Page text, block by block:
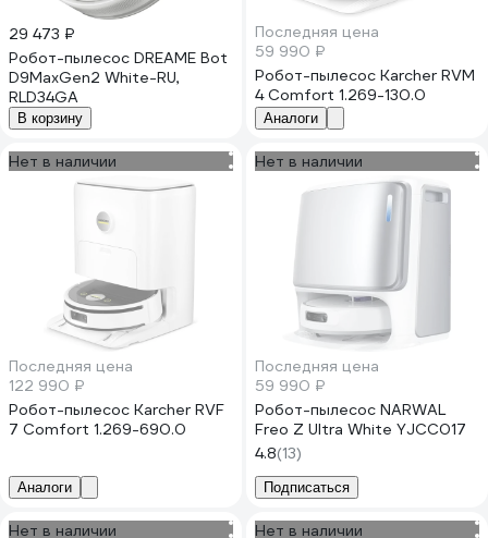
29 473 ₽
Робот-пылесос DREAME Bot
D9MaxGen2 White-RU,
RLD34GA
В корзину
Последняя цена
59 990 ₽
Робот-пылесос Karcher RVM
4 Comfort 1.269-130.0
Аналоги
Нет в наличии
Последняя цена
122 990 ₽
Робот-пылесос Karcher RVF
7 Comfort 1.269-690.0
Аналоги
Нет в наличии
Последняя цена
59 990 ₽
Робот-пылесос NARWAL
Freo Z Ultra White YJCC017
4.8(13)
Подписаться
Нет в наличии Нет в наличии